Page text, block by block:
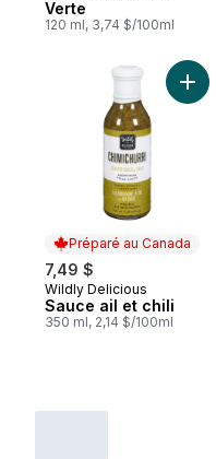
Verte
120 ml, 3,74 $/100ml
Préparé au Canada
7,49 $
Préparé au Canada
Wildly Delicious
Sauce ail et chili
350 ml, 2,14 $/100ml